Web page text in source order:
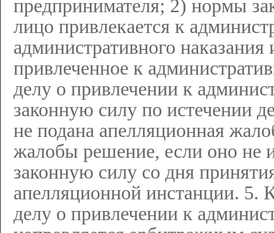
предпринимателя; 2) нормы
лицо привлекается к
административного
привлеченное к
делу о привлечении к
законную силу по истечении
не подана апелляционная
жалобы решение, если оно не
законную силу со дня
апелляционной инстанции. 5.
делу о привлечении к